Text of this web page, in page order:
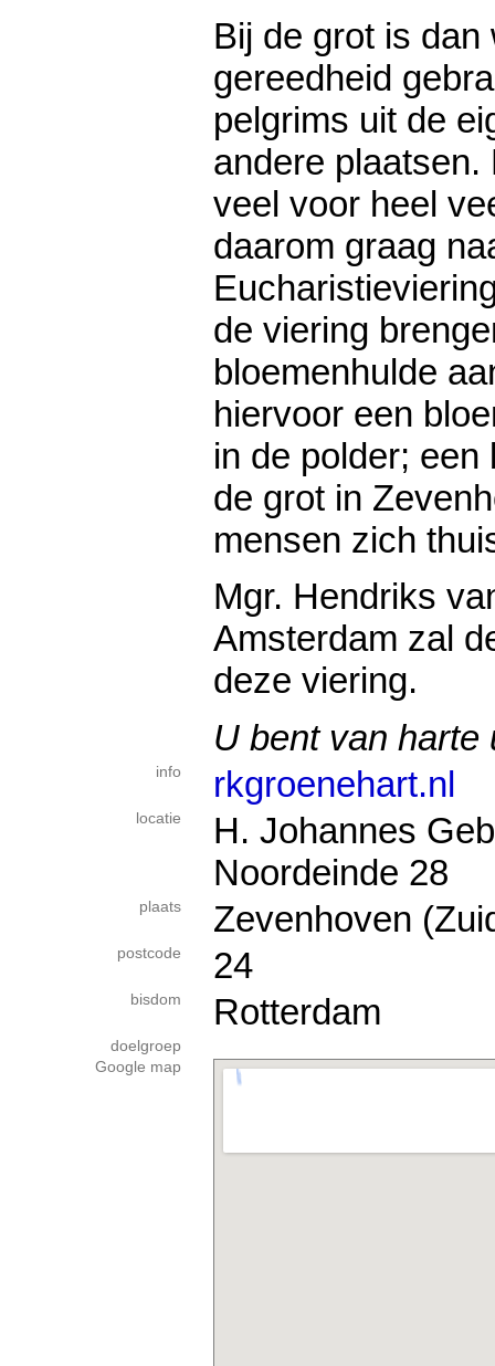
Bij de grot is dan
gereedheid
pelgrims uit de
andere plaatsen.
veel voor heel
daarom graag
de viering
bloemenhulde
hiervoor een
in de polder; een
de grot in
mensen zich
Mgr. Hendriks
Amsterdam zal
deze viering.
U bent van harte
info rkgroenehart.nl
locatie
H. Johannes
Noordeinde 28
plaats Zevenhoven
postcode 24
bisdom Rotterdam
doelgroep
Google map